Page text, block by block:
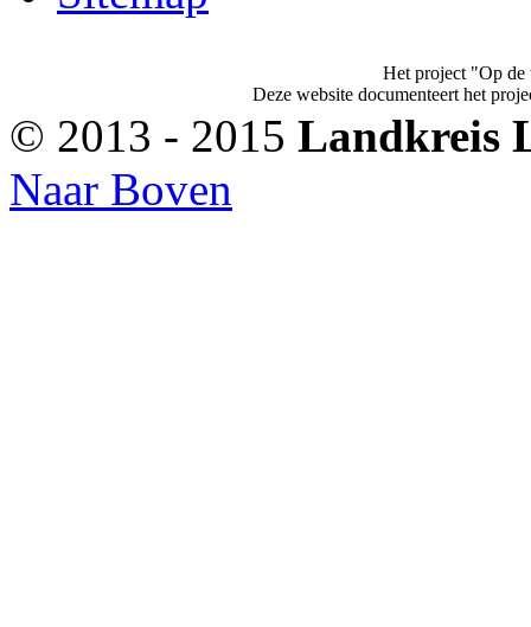
Het project "Op
Deze website documenteert het
© 2013 - 2015 Landkreis
Naar Boven